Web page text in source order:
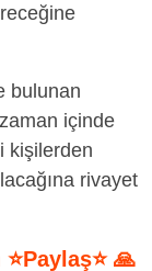
bulunan
içinde
kişilerden
rivayet
🙏